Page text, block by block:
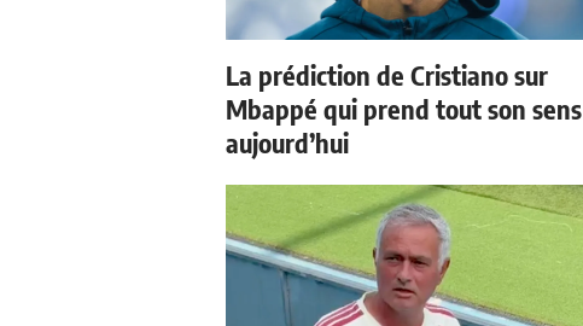
La prédiction de Cristiano sur
Mbappé qui prend tout son sens
aujourd’hui